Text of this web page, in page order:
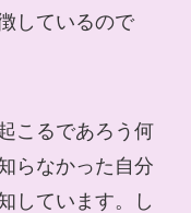
しているので
こるであろう何
らなかった自分
しています。し